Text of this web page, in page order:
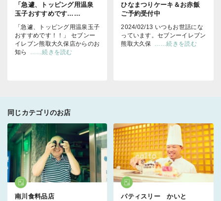
「急遽、トッピング用温泉
玉子おすすめです……
「急遽、トッピング用温泉玉子
おすすめです！！」 セブンー
イレブン熊取大久保店からのお
知ら
……続きを読む
ひなまつりケーキ＆お赤飯
ご予約受付中
2024/02/13 いつもお世話にな
っています。セブンーイレブン
熊取大久保 ……続きを読む
同じカテゴリのお店
南川食料品店 パティスリー かいと